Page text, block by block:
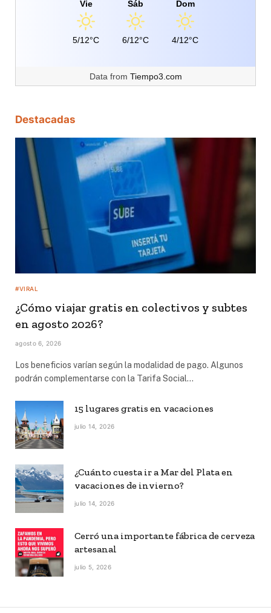
Vie
5/12°C
Sáb
6/12°C
Dom
4/12°C
Data from Tiempo3.com
Destacadas
#VIRAL
¿Cómo viajar gratis en colectivos y subtes
en agosto 2026?
agosto 6, 2026
Los beneficios varían según la modalidad de pago. Algunos
podrán complementarse con la Tarifa Social…
15 lugares gratis en vacaciones
julio 14, 2026
¿Cuánto cuesta ir a Mar del Plata en
vacaciones de invierno?
julio 14, 2026
Cerró una importante fábrica de cerveza
artesanal
julio 5, 2026